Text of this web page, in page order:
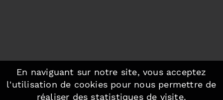
©2026 Fou de Pâtisserie, Paris.
Mentions légales - Plan du site
En naviguant sur notre site, vous acceptez
l'utilisation de cookies pour nous permettre de
réaliser des statistiques de visite.